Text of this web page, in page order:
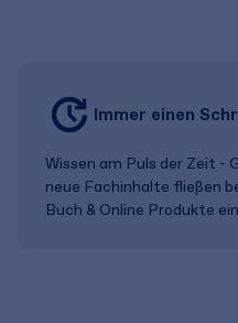
Immer einen
Wissen am Puls der Zeit -
neue Fachinhalte fließen
Buch & Online Produkte